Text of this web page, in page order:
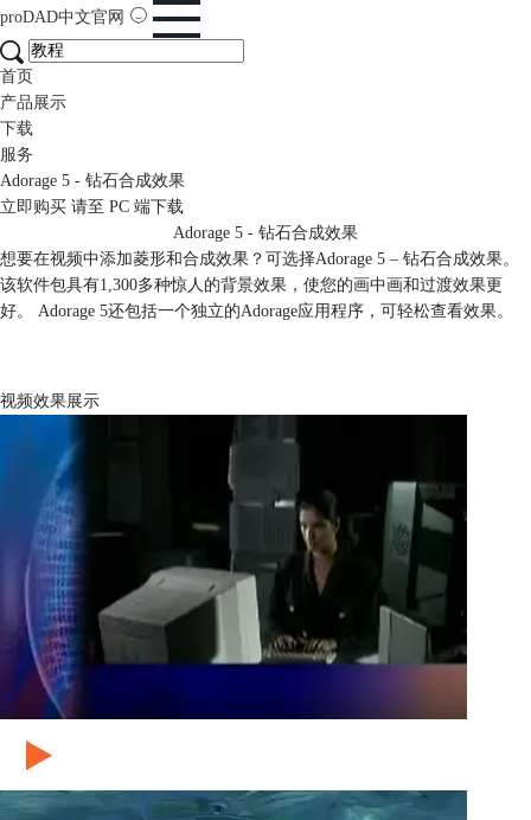
proDAD中文官网
首页
产品展示
下载
服务
Adorage 5 - 钻石合成效果
立即购买 请至 PC 端下载
Adorage 5 - 钻石合成效果
想要在视频中添加菱形和合成效果？可选择Adorage 5 – 钻石合成效果。
该软件包具有1,300多种惊人的背景效果，使您的画中画和过渡效果更
好。 Adorage 5还包括一个独立的Adorage应用程序，可轻松查看效果。
视频效果展示